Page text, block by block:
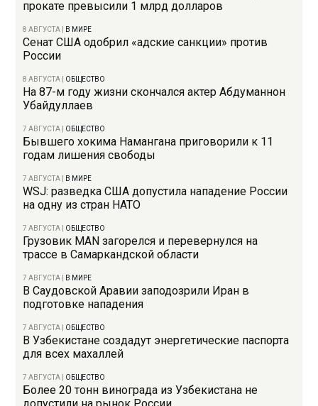
прокате превысили 1 млрд долларов
8 АВГУСТА В МИРЕ
Сенат США одобрил «адские санкции» против
России
8 АВГУСТА ОБЩЕСТВО
На 87-м году жизни скончался актер Абдуманнон
Убайдуллаев
7 АВГУСТА ОБЩЕСТВО
Бывшего хокима Намангана приговорили к 11
годам лишения свободы
7 АВГУСТА В МИРЕ
WSJ: разведка США допустила нападение России
на одну из стран НАТО
7 АВГУСТА ОБЩЕСТВО
Грузовик MAN загорелся и перевернулся на
трассе в Самаркандской области
7 АВГУСТА В МИРЕ
В Саудовской Аравии заподозрили Иран в
подготовке нападения
7 АВГУСТА ОБЩЕСТВО
В Узбекистане создадут энергетические паспорта
для всех махаллей
7 АВГУСТА ОБЩЕСТВО
Более 20 тонн винограда из Узбекистана не